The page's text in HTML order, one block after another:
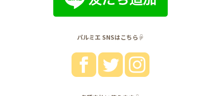
パルミエ SNSはこちら☟